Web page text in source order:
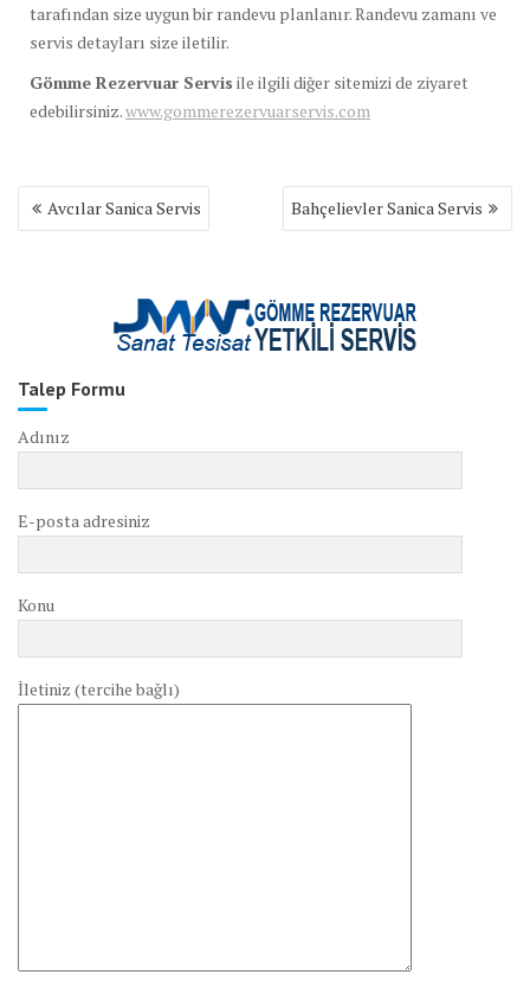
tarafından size uygun bir randevu planlanır. Randevu zamanı ve
servis detayları size iletilir.
Gömme Rezervuar Servis ile ilgili diğer sitemizi de ziyaret
edebilirsiniz.www.gommerezervuarservis.com
Yazı
gezinmesi
Avcılar Sanica Servis Bahçelievler Sanica Servis
Talep Formu
Adınız
E-posta adresiniz
Konu
İletiniz (tercihe bağlı)